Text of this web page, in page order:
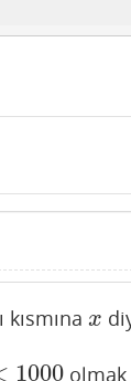
x
x
1000 olmak